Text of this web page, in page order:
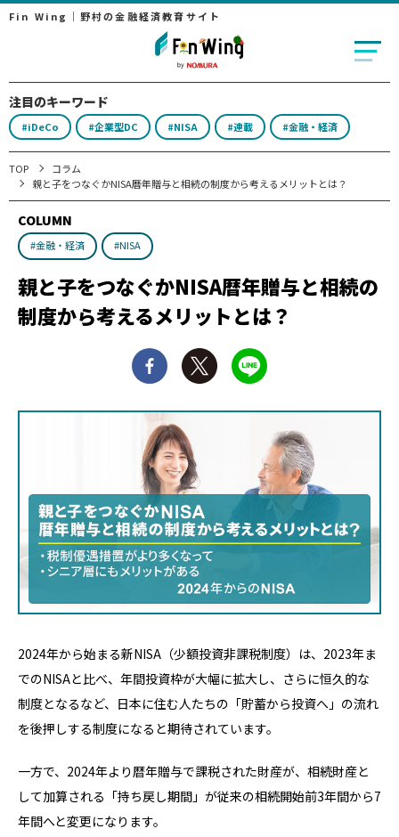
Fin Wing｜野村の金融経済教育サイト
注目のキーワード
#iDeCo #企業型DC #NISA #連載 #金融・経済
TOP
コラム
親と子をつなぐかNISA――暦年贈与と相続の制度から考えるメリットとは？
COLUMN
#金融・経済 #NISA
親と子をつなぐかNISA――暦年贈与と相続の
制度から考えるメリットとは？
2024年から始まる新NISA（少額投資非課税制度）は、2023年ま
でのNISAと比べ、年間投資枠が大幅に拡大し、さらに恒久的な
制度となるなど、日本に住む人たちの「貯蓄から投資へ」の流れ
を後押しする制度になると期待されています。
一方で、2024年より暦年贈与で課税された財産が、相続財産と
して加算される「持ち戻し期間」が従来の相続開始前3年間から7
年間へと変更になります。